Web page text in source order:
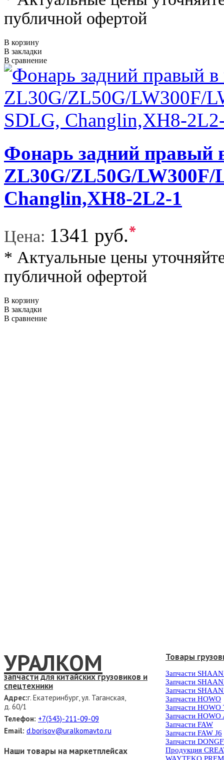
публичной офертой
В корзину
В закладки
В сравнение
Фонарь задний правый
ZL30G/ZL50G/LW300F/
Changlin,XH8-2L2-1
Цена: 1341 руб.*
* Актуальные цены
публичной офертой
В корзину
В закладки
В сравнение
УРАЛКОМ
запчасти для китайских грузовиков и
спецтехники
Адрес:г. Екатеринбург, ул. Таганская,
д. 60/1
Телефон: +7(343)-211-09-09
Email: d.borisov@uralkomavto.ru
Наши товары на маркетплейсах
Товары
Запчасти
Запчасти
Запчасти
Запчасти HOWO
Запчасти HOWO
Запчасти HOWO
Запчасти FAW
Запчасти FAW J6
Запчасти
Продукция